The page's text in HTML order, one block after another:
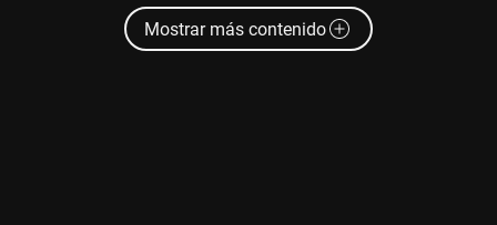
Mostrar más contenido